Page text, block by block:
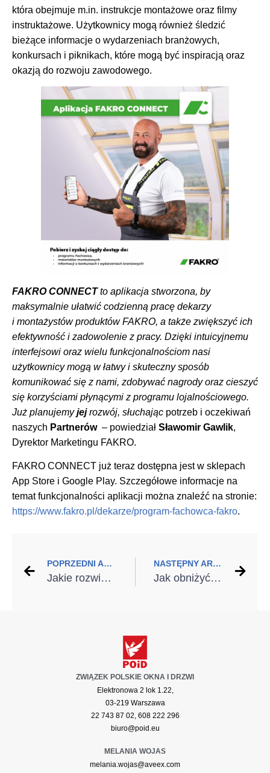
która obejmuje m.in. instrukcje montażowe oraz filmy
instruktażowe. Użytkownicy mogą również śledzić
bieżące informacje o wydarzeniach branżowych,
konkursach i piknikach, które mogą być inspiracją oraz
okazją do rozwoju zawodowego.
FAKRO CONNECTto aplikacja stworzona, by
maksymalnie ułatwić codzienną pracę dekarzy
i montażystów produktów FAKRO, a także zwiększyć ich
efektywność i zadowolenie z pracy. Dzięki intuicyjnemu
interfejsowi oraz wielu funkcjonalnościom nasi
użytkownicy mogą w łatwy i skuteczny sposób
komunikować się z nami, zdobywać nagrody oraz cieszyć
się korzyściami płynącymi z programu lojalnościowego.
Już planujemyjejrozwój, słuchając potrzeb i oczekiwań
naszych Partnerów – powiedział Sławomir Gawlik,
Dyrektor Marketingu FAKRO.
FAKRO CONNECT już teraz dostępna jest w sklepach
App Store i Google Play. Szczegółowe informacje na
temat funkcjonalności aplikacji można znaleźć na stronie:
https://www.fakro.pl/dekarze/program-fachowca-fakro.
POPRZEDNI ARTYKUŁ
Jakie rozwiązania wybrać, gdy planujemy termomodernizację domu? Postaw na sprawdzoną pompę ciepła
NASTĘPNY ARTYKUŁ
Jak obniżyć rachunki za ogrzewanie
ZWIĄZEK POLSKIE OKNA I DRZWI
Elektronowa 2 lok 1.22,
03-219 Warszawa
22 743 87 02, 608 222 296
biuro@poid.eu
MELANIA WOJAS
melania.wojas@aveex.com